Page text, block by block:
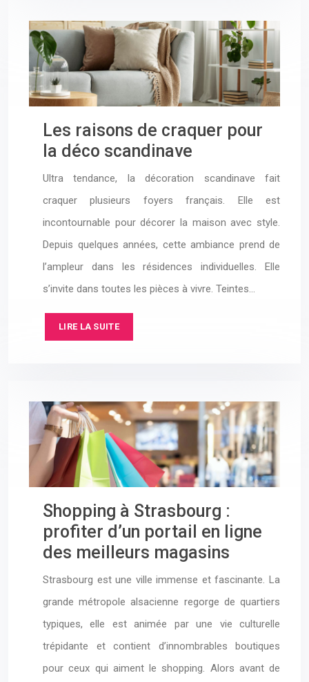
Les raisons de craquer pour
la déco scandinave
Ultra tendance, la décoration scandinave fait
craquer plusieurs foyers français. Elle est
incontournable pour décorer la maison avec style.
Depuis quelques années, cette ambiance prend de
l’ampleur dans les résidences individuelles. Elle
s’invite dans toutes les pièces à vivre. Teintes…
LIRE LA SUITE
Shopping à Strasbourg :
profiter d’un portail en ligne
des meilleurs magasins
Strasbourg est une ville immense et fascinante. La
grande métropole alsacienne regorge de quartiers
typiques, elle est animée par une vie culturelle
trépidante et contient d’innombrables boutiques
pour ceux qui aiment le shopping. Alors avant de